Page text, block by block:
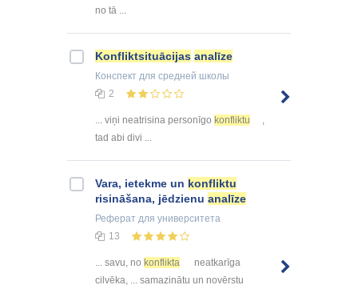
no tā ...
Konfliktsituācijas analīze
Конспект для средней школы
2
... viņi neatrisina personīgo konfliktu
,
tad abi divi ...
Vara, ietekme un konfliktu
risināšana, jēdzienu analīze
Реферат для университета
13
... savu, no konflikta
neatkarīga
cilvēka, ... samazinātu un novērstu